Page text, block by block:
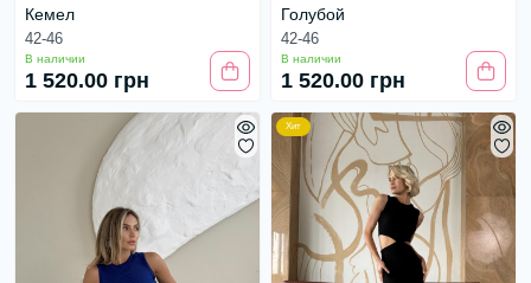
Кемел
42-46
В наличии
1 520.00 грн
Голубой
42-46
В наличии
1 520.00 грн
Хит